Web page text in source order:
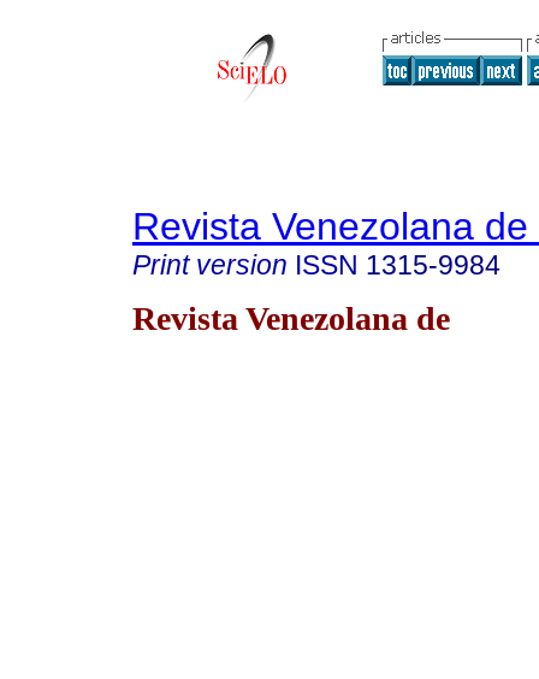
Revista Venezolana
Print version ISSN 1315-9984
Revista Venezolana de